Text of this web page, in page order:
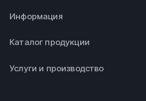
Информация
Каталог продукции
Услуги и производство